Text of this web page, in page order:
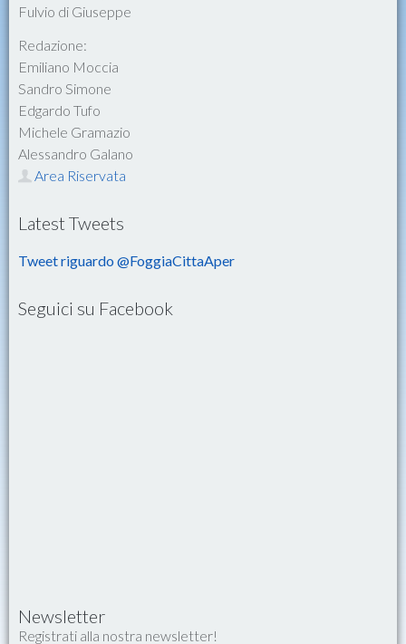
Fulvio di Giuseppe
Redazione:
Emiliano Moccia
Sandro Simone
Edgardo Tufo
Michele Gramazio
Alessandro Galano
Area Riservata
Latest Tweets
Tweet riguardo @FoggiaCittaAper
Seguici su Facebook
Newsletter
Registrati alla nostra newsletter!